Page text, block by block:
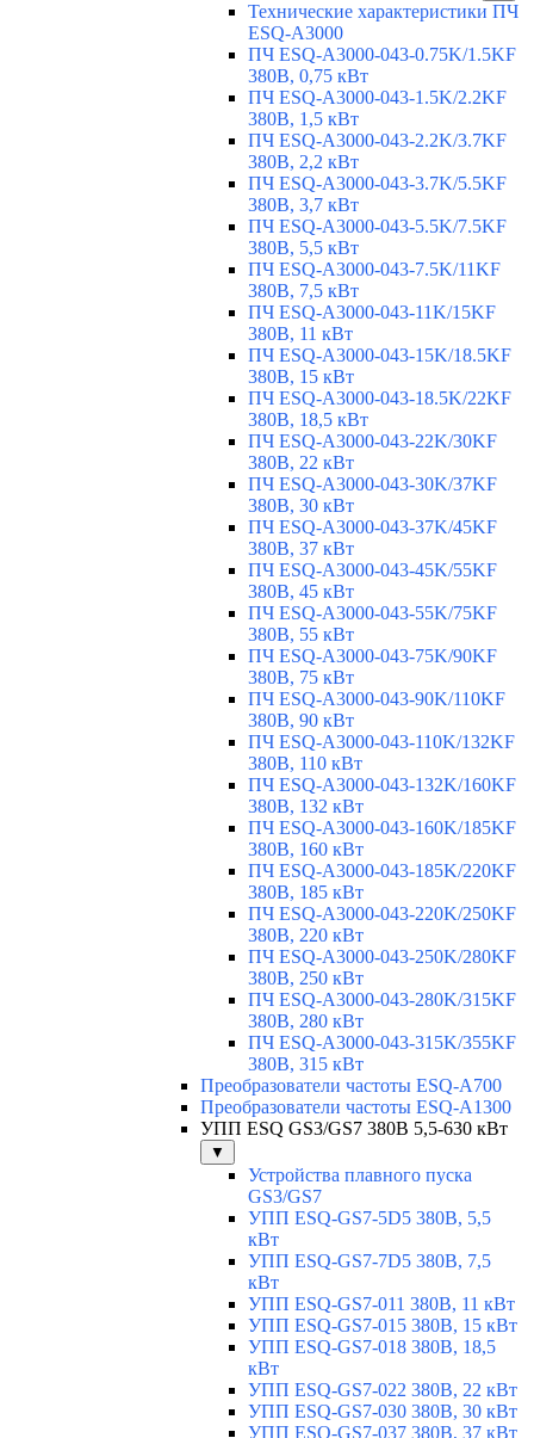
Технические характеристики ПЧ
ESQ-A3000
ПЧ ESQ-A3000-043-0.75K/1.5KF
380В, 0,75 кВт
ПЧ ESQ-A3000-043-1.5K/2.2KF
380В, 1,5 кВт
ПЧ ESQ-A3000-043-2.2K/3.7KF
380В, 2,2 кВт
ПЧ ESQ-A3000-043-3.7K/5.5KF
380В, 3,7 кВт
ПЧ ESQ-A3000-043-5.5K/7.5KF
380В, 5,5 кВт
ПЧ ESQ-A3000-043-7.5K/11KF
380В, 7,5 кВт
ПЧ ESQ-A3000-043-11K/15KF
380В, 11 кВт
ПЧ ESQ-A3000-043-15K/18.5KF
380В, 15 кВт
ПЧ ESQ-A3000-043-18.5K/22KF
380В, 18,5 кВт
ПЧ ESQ-A3000-043-22K/30KF
380В, 22 кВт
ПЧ ESQ-A3000-043-30K/37KF
380В, 30 кВт
ПЧ ESQ-A3000-043-37K/45KF
380В, 37 кВт
ПЧ ESQ-A3000-043-45K/55KF
380В, 45 кВт
ПЧ ESQ-A3000-043-55K/75KF
380В, 55 кВт
ПЧ ESQ-A3000-043-75K/90KF
380В, 75 кВт
ПЧ ESQ-A3000-043-90K/110KF
380В, 90 кВт
ПЧ ESQ-A3000-043-110K/132KF
380В, 110 кВт
ПЧ ESQ-A3000-043-132K/160KF
380В, 132 кВт
ПЧ ESQ-A3000-043-160K/185KF
380В, 160 кВт
ПЧ ESQ-A3000-043-185K/220KF
380В, 185 кВт
ПЧ ESQ-A3000-043-220K/250KF
380В, 220 кВт
ПЧ ESQ-A3000-043-250K/280KF
380В, 250 кВт
ПЧ ESQ-A3000-043-280K/315KF
380В, 280 кВт
ПЧ ESQ-A3000-043-315K/355KF
380В, 315 кВт
Преобразователи частоты ESQ-A700
Преобразователи частоты ESQ-A1300
УПП ESQ GS3/GS7 380В 5,5-630 кВт
▼
Устройства плавного пуска
GS3/GS7
УПП ESQ-GS7-5D5 380В, 5,5
кВт
УПП ESQ-GS7-7D5 380В, 7,5
кВт
УПП ESQ-GS7-011 380В, 11 кВт
УПП ESQ-GS7-015 380В, 15 кВт
УПП ESQ-GS7-018 380В, 18,5
кВт
УПП ESQ-GS7-022 380В, 22 кВт
УПП ESQ-GS7-030 380В, 30 кВт
УПП ESQ-GS7-037 380В, 37 кВт